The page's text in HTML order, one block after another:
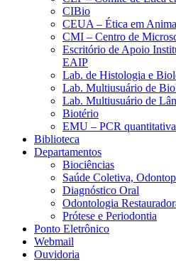
CIBio
CEUA – Ética em
CMI – Centro de
Escritório de Apoio
EAIP
Lab. de Histologia e
Lab. Multiusuário de
Lab. Multiusuário de
Biotério
EMU – PCR
Biblioteca
Departamentos
Biociências
Saúde Coletiva,
Diagnóstico Oral
Odontologia
Prótese e Periodontia
Ponto Eletrônico
Webmail
Ouvidoria